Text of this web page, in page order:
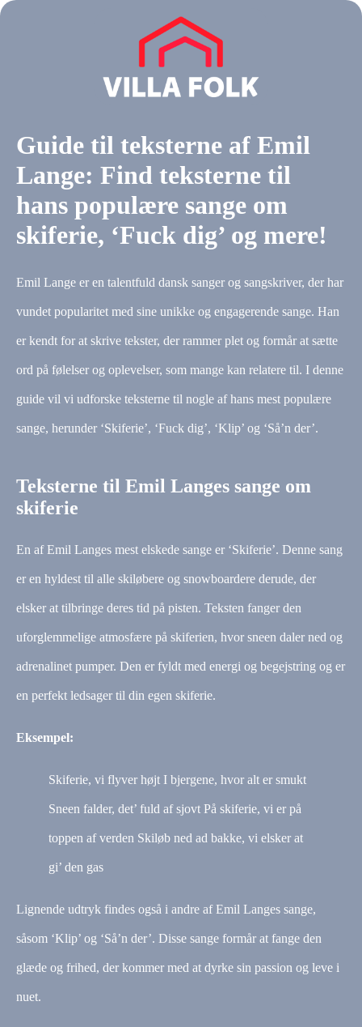
Guide til teksterne af Emil
Lange: Find teksterne til
hans populære sange om
skiferie, ‘Fuck dig’ og mere!
Emil Lange er en talentfuld dansk sanger og sangskriver, der har
vundet popularitet med sine unikke og engagerende sange. Han
er kendt for at skrive tekster, der rammer plet og formår at sætte
ord på følelser og oplevelser, som mange kan relatere til. I denne
guide vil vi udforske teksterne til nogle af hans mest populære
sange, herunder ‘Skiferie’, ‘Fuck dig’, ‘Klip’ og ‘Så’n der’.
Teksterne til Emil Langes sange om
skiferie
En af Emil Langes mest elskede sange er ‘Skiferie’. Denne sang
er en hyldest til alle skiløbere og snowboardere derude, der
elsker at tilbringe deres tid på pisten. Teksten fanger den
uforglemmelige atmosfære på skiferien, hvor sneen daler ned og
adrenalinet pumper. Den er fyldt med energi og begejstring og er
en perfekt ledsager til din egen skiferie.
Eksempel:
Skiferie, vi flyver højt I bjergene, hvor alt er smukt
Sneen falder, det’ fuld af sjovt På skiferie, vi er på
toppen af verden Skiløb ned ad bakke, vi elsker at
gi’ den gas
Lignende udtryk findes også i andre af Emil Langes sange,
såsom ‘Klip’ og ‘Så’n der’. Disse sange formår at fange den
glæde og frihed, der kommer med at dyrke sin passion og leve i
nuet.